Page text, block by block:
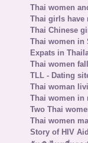
Thai women
Thai girls have
Thai Chinese
Thai women in
Expats in
Thai women
TLL - Dating
Thai woman
Thai women in
Two Thai
Thai women
Story of HIV